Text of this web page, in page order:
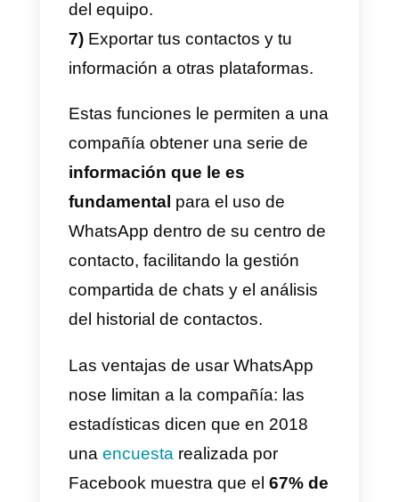
versión Business de la
Administración
compartida de WhatsApp:
he aquí lo que puedes
hacer
Así que recapitulemos sobre lo